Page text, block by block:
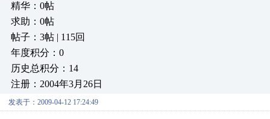
精华：0帖
求助：0帖
帖子：3帖 | 115回
年度积分：0
历史总积分：14
注册：2004年3月26日
发表于：2009-04-12 17:24:49